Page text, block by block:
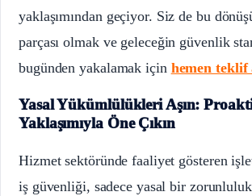
yaklaşımından geçiyor. Siz de bu
parçası olmak ve geleceğin güvenlik
bugünden yakalamak için hemen teklif
Yasal Yükümlülükleri Aşın:
Yaklaşımıyla Öne Çıkın
Hizmet sektöründe faaliyet gösteren
iş güvenliği, sadece yasal bir